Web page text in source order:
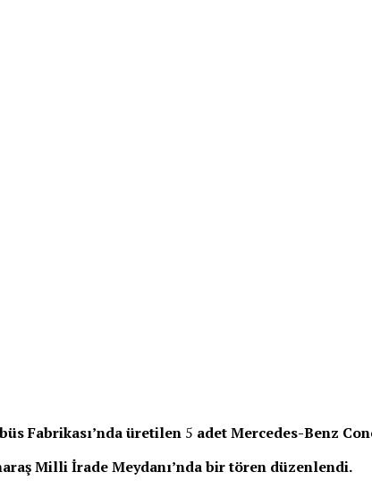
Fabrikası’nda üretilen 5 adet Mercedes-Benz
Milli İrade Meydanı’nda bir tören düzenlendi.